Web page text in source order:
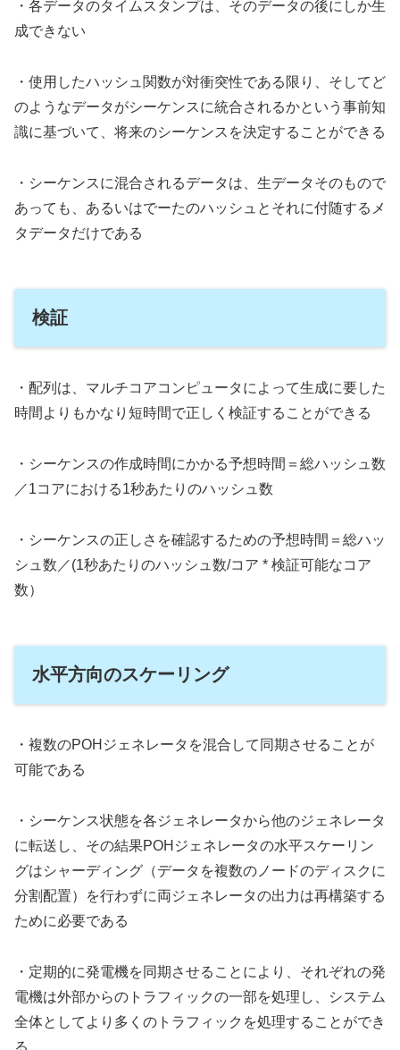
・各データのタイムスタンプは、そのデータの後にしか生
成できない
・使用したハッシュ関数が対衝突性である限り、そしてど
のようなデータがシーケンスに統合されるかという事前知
識に基づいて、将来のシーケンスを決定することができる
・シーケンスに混合されるデータは、生データそのもので
あっても、あるいはでーたのハッシュとそれに付随するメ
タデータだけである
検証
・配列は、マルチコアコンピュータによって生成に要した
時間よりもかなり短時間で正しく検証することができる
・シーケンスの作成時間にかかる予想時間＝総ハッシュ数
／1コアにおける1秒あたりのハッシュ数
・シーケンスの正しさを確認するための予想時間＝総ハッ
シュ数／(1秒あたりのハッシュ数/コア * 検証可能なコア
数）
水平方向のスケーリング
・複数のPOHジェネレータを混合して同期させることが
可能である
・シーケンス状態を各ジェネレータから他のジェネレータ
に転送し、その結果POHジェネレータの水平スケーリン
グはシャーディング（データを複数のノードのディスクに
分割配置）を行わずに両ジェネレータの出力は再構築する
ために必要である
・定期的に発電機を同期させることにより、それぞれの発
電機は外部からのトラフィックの一部を処理し、システム
全体としてより多くのトラフィックを処理することができ
る